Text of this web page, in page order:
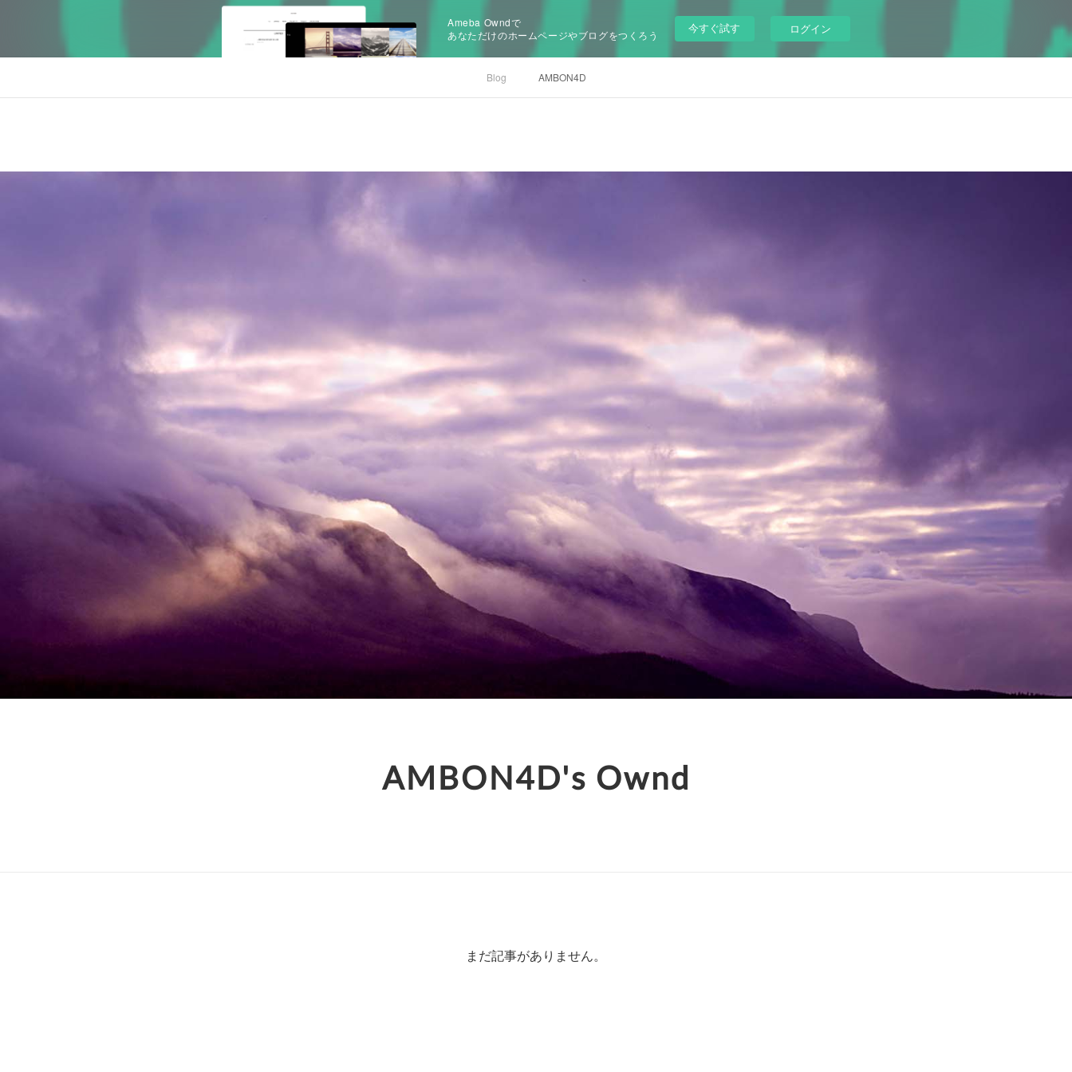
Ameba Owndで
あなただけのホームページやブログをつくろう
今すぐ試す ログイン
Blog AMBON4D
AMBON4D's Ownd
まだ記事がありません。